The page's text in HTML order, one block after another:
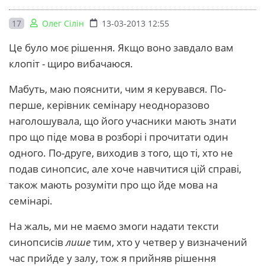
17 Олег Сілін 13-03-2013 12:55
Це було моє рішення. Якщо воно завдало вам
клопіт - щиро вибачаюся.
Мабуть, маю пояснити, чим я керувався. По-
перше, керівник семінару неодноразово
наголошувала, що його учасники мають знати
про що піде мова в розборі і прочитати один
одного. По-друге, виходив з того, що ті, хто не
подав синопсис, але хоче навчитися цій справі,
також мають розуміти про що йде мова на
семінарі.
На жаль, ми не маємо змоги надати тексти
синопсисівлишетим, хто у четвер у визначений
час прийде у залу, тож я прийняв рішення